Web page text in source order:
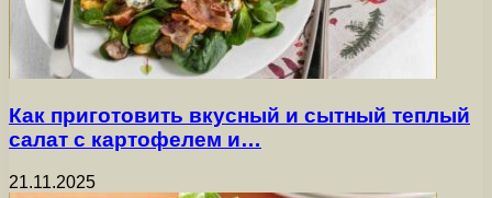
Как приготовить вкусный и сытный теплый
салат с картофелем и…
21.11.2025